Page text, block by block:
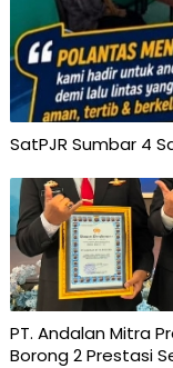
SatPJR Sumbar 4
PT. Andalan Mitra
Borong 2 Prestasi